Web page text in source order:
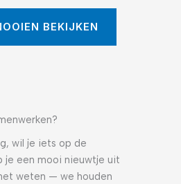
BEKIJKEN
wil je iets op de
je een mooi nieuwtje uit
weten — we houden